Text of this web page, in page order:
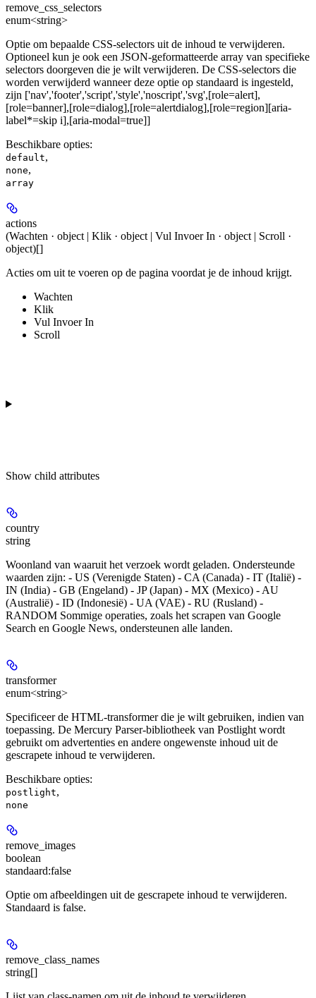
remove_css_selectors
enum<string>
Optie om bepaalde CSS-selectors uit de inhoud te verwijderen.
Optioneel kun je ook een JSON-geformatteerde array van specifieke
selectors doorgeven die je wilt verwijderen. De CSS-selectors die
worden verwijderd wanneer deze optie op standaard is ingesteld,
zijn ['nav','footer','script','style','noscript','svg',[role=alert],
[role=banner],[role=dialog],[role=alertdialog],[role=region][aria-
label*=skip i],[aria-modal=true]]
Beschikbare opties:
default,
none,
array
actions
(Wachten · object | Klik · object | Vul Invoer In · object | Scroll ·
object)[]
Acties om uit te voeren op de pagina voordat je de inhoud krijgt.
Wachten
Klik
Vul Invoer In
Scroll
Show child attributes
country
string
Woonland van waaruit het verzoek wordt geladen. Ondersteunde
waarden zijn: - US (Verenigde Staten) - CA (Canada) - IT (Italië) -
IN (India) - GB (Engeland) - JP (Japan) - MX (Mexico) - AU
(Australië) - ID (Indonesië) - UA (VAE) - RU (Rusland) -
RANDOM Sommige operaties, zoals het scrapen van Google
Search en Google News, ondersteunen alle landen.
transformer
enum<string>
Specificeer de HTML-transformer die je wilt gebruiken, indien van
toepassing. De Mercury Parser-bibliotheek van Postlight wordt
gebruikt om advertenties en andere ongewenste inhoud uit de
gescrapete inhoud te verwijderen.
Beschikbare opties:
postlight,
none
remove_images
boolean
standaard:false
Optie om afbeeldingen uit de gescrapete inhoud te verwijderen.
Standaard is false.
remove_class_names
string[]